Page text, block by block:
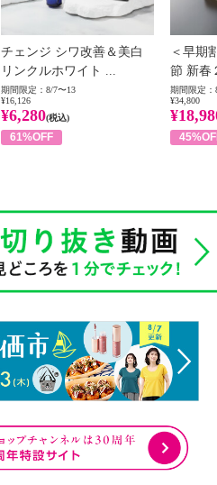
チェンジ シワ改善＆美白
リンクルホワイト ...
期間限定：8/7〜13
¥16,126
¥6,280(税込)
61%OFF
＜早期
節 新春
期間限定：
¥34,800